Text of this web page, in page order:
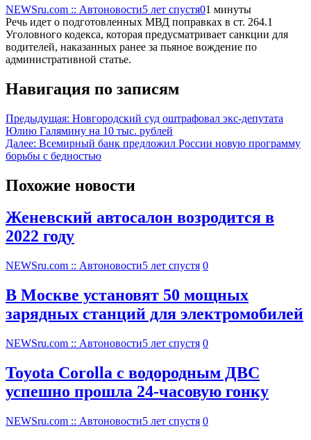
NEWSru.com :: Автоновости5 лет спустя01 минуты
Речь идет о подготовленных МВД поправках в ст. 264.1
Уголовного кодекса, которая предусматривает санкции для
водителей, наказанных ранее за пьяное вождение по
административной статье.
Навигация по записям
Предыдущая: Новгородский суд оштрафовал экс-депутата
Юлию Галямину на 10 тыс. рублей
Далее: Всемирный банк предложил России новую программу
борьбы с бедностью
Похожие новости
Женевский автосалон возродится в
2022 году
NEWSru.com :: Автоновости5 лет спустя 0
В Москве установят 50 мощных
зарядных станций для электромобилей
NEWSru.com :: Автоновости5 лет спустя 0
Toyota Corolla с водородным ДВС
успешно прошла 24-часовую гонку
NEWSru.com :: Автоновости5 лет спустя 0